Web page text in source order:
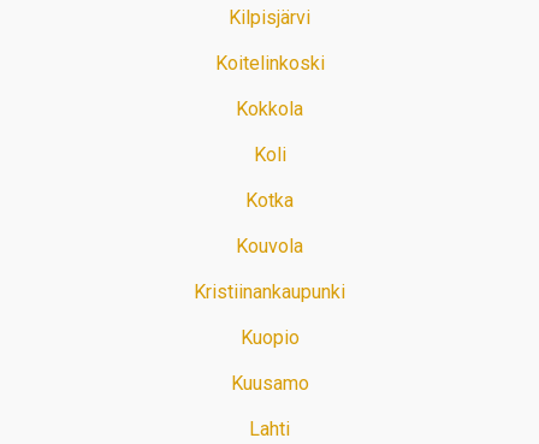
Kilpisjärvi
Koitelinkoski
Kokkola
Koli
Kotka
Kouvola
Kristiinankaupunki
Kuopio
Kuusamo
Lahti